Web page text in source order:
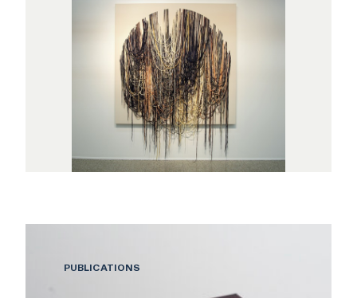
PUBLICATIONS